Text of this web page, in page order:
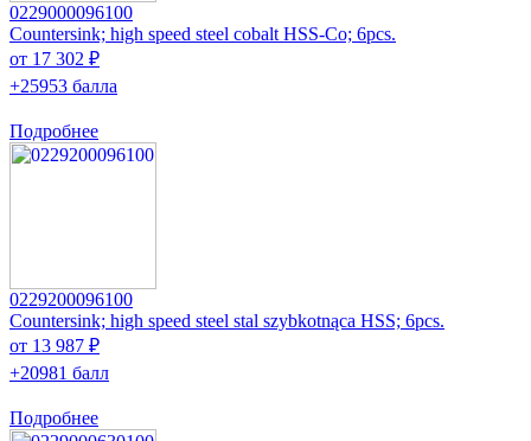
0229000096100
Countersink; high speed steel cobalt HSS-Co; 6pcs.
от 17 302 ₽
+25953 балла
Подробнее
0229200096100
Countersink; high speed steel stal szybkotnąca HSS; 6pcs.
от 13 987 ₽
+20981 балл
Подробнее